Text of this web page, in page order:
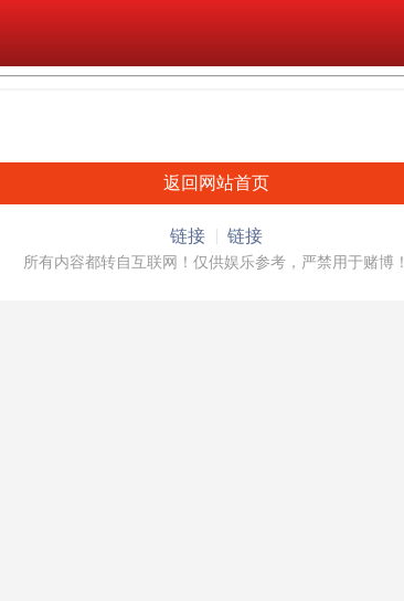
返回网站首页
链接 链接
所有内容都转自互联网！仅供娱乐参考，严禁用于赌博！